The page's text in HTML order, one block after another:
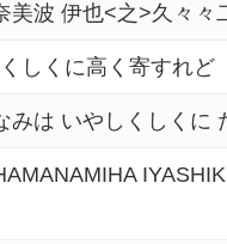
波 伊也<之>久々々
しくに高く寄すれど
みは いやしくしくに